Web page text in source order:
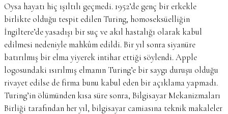
Oysa hayatı hiç ışıltılı geçmedi. 1952’de genç bir erkekle
birlikte olduğu tespit edilen Turing, homoseksüelliğin
İngiltere’de yasadışı bir suç ve akıl hastalığı olarak kabul
edilmesi nedeniyle mahkûm edildi. Bir yıl sonra siyanüre
batırılmış bir elma yiyerek intihar ettiği söylendi. Apple
logosundaki ısırılmış elmanın Turing’e bir saygı duruşu olduğu
rivayet edilse de firma bunu kabul eden bir açıklama yapmadı.
Turing’in ölümünden kısa süre sonra, Bilgisayar Mekanizmaları
Birliği tarafından her yıl, bilgisayar camiasına teknik makaleler